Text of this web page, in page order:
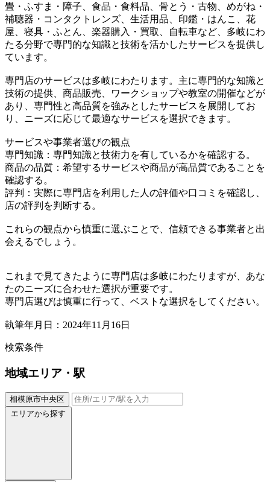
畳・ふすま・障子、食品・食料品、骨とう・古物、めがね・
補聴器・コンタクトレンズ、生活用品、印鑑・はんこ、花
屋、寝具・ふとん、楽器購入・買取、自転車など、多岐にわ
たる分野で専門的な知識と技術を活かしたサービスを提供し
ています。
専門店のサービスは多岐にわたります。主に専門的な知識と
技術の提供、商品販売、ワークショップや教室の開催などが
あり、専門性と高品質を強みとしたサービスを展開してお
り、ニーズに応じて最適なサービスを選択できます。
サービスや事業者選びの観点
専門知識：専門知識と技術力を有しているかを確認する。
商品の品質：希望するサービスや商品が高品質であることを
確認する。
評判：実際に専門店を利用した人の評価や口コミを確認し、
店の評判を判断する。
これらの観点から慎重に選ぶことで、信頼できる事業者と出
会えるでしょう。
これまで見てきたように専門店は多岐にわたりますが、あな
たのニーズに合わせた選択が重要です。
専門店選びは慎重に行って、ベストな選択をしてください。
執筆年月日：2024年11月16日
検索条件
地域エリア・駅
相模原市中央区
エリアから探す